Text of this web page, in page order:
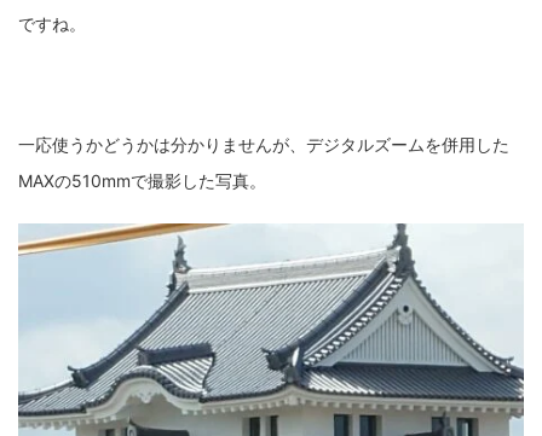
ですね。
一応使うかどうかは分かりませんが、デジタルズームを併用した
MAXの510mmで撮影した写真。